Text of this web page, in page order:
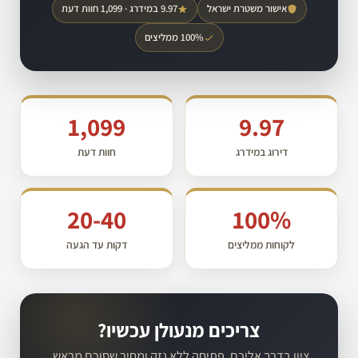
אישור משטרת ישראל 9.97 במידרג · 1,099 חוות דעת
100% ממליצים
9.97
דירוג במידרג
1,099
חוות דעת
100%
לקוחות ממליצים
20-40
דקות עד הגעה
צריכים מנעולן עכשיו?